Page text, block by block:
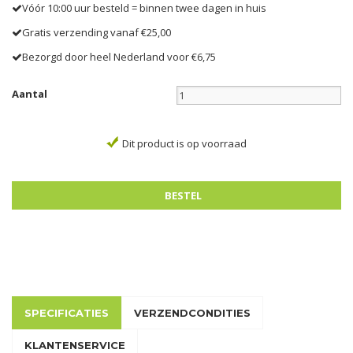
Vóór 10:00 uur besteld = binnen twee dagen in huis
Gratis verzending vanaf €25,00
Bezorgd door heel Nederland voor €6,75
Aantal
Dit product is op voorraad
SPECIFICATIES VERZENDCONDITIES
KLANTENSERVICE